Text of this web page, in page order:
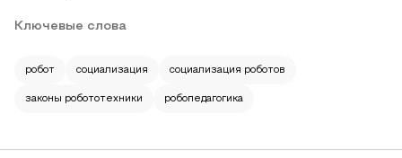
Ключевые слова
робот социализация социализация роботов
законы робототехники робопедагогика